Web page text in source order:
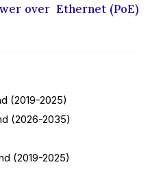
over Ethernet (PoE)
(2019-2025)
(2026-2035)
(2019-2025)